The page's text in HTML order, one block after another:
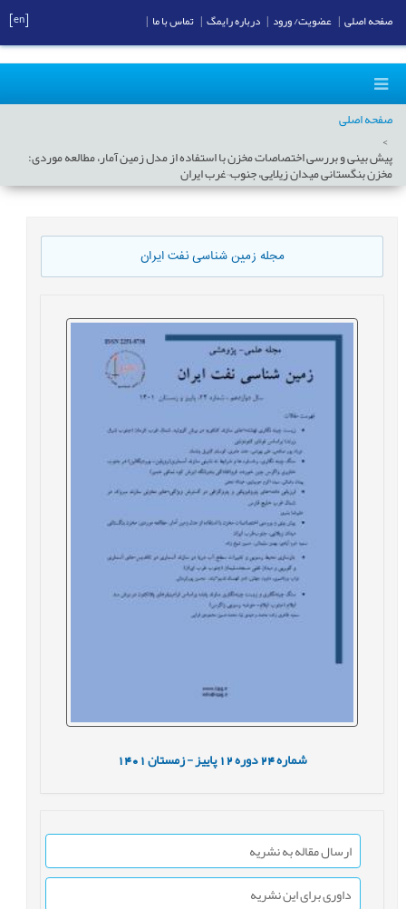
صفحه اصلی
پیش بینی و بررسی اختصاصات مخزن با استفاده از مدل زمین آمار، مطالعه موردی:
مخزن بنگستانی میدان زیلایی، جنوب¬غرب ایران
مجله زمین شناسی نفت ایران
شماره24 دوره12 پاییز - زمستان1401
ارسال مقاله به نشریه
داوری برای این نشریه
صفحه اصلی عضویت/ ورود درباره رایمگ تماس با ما